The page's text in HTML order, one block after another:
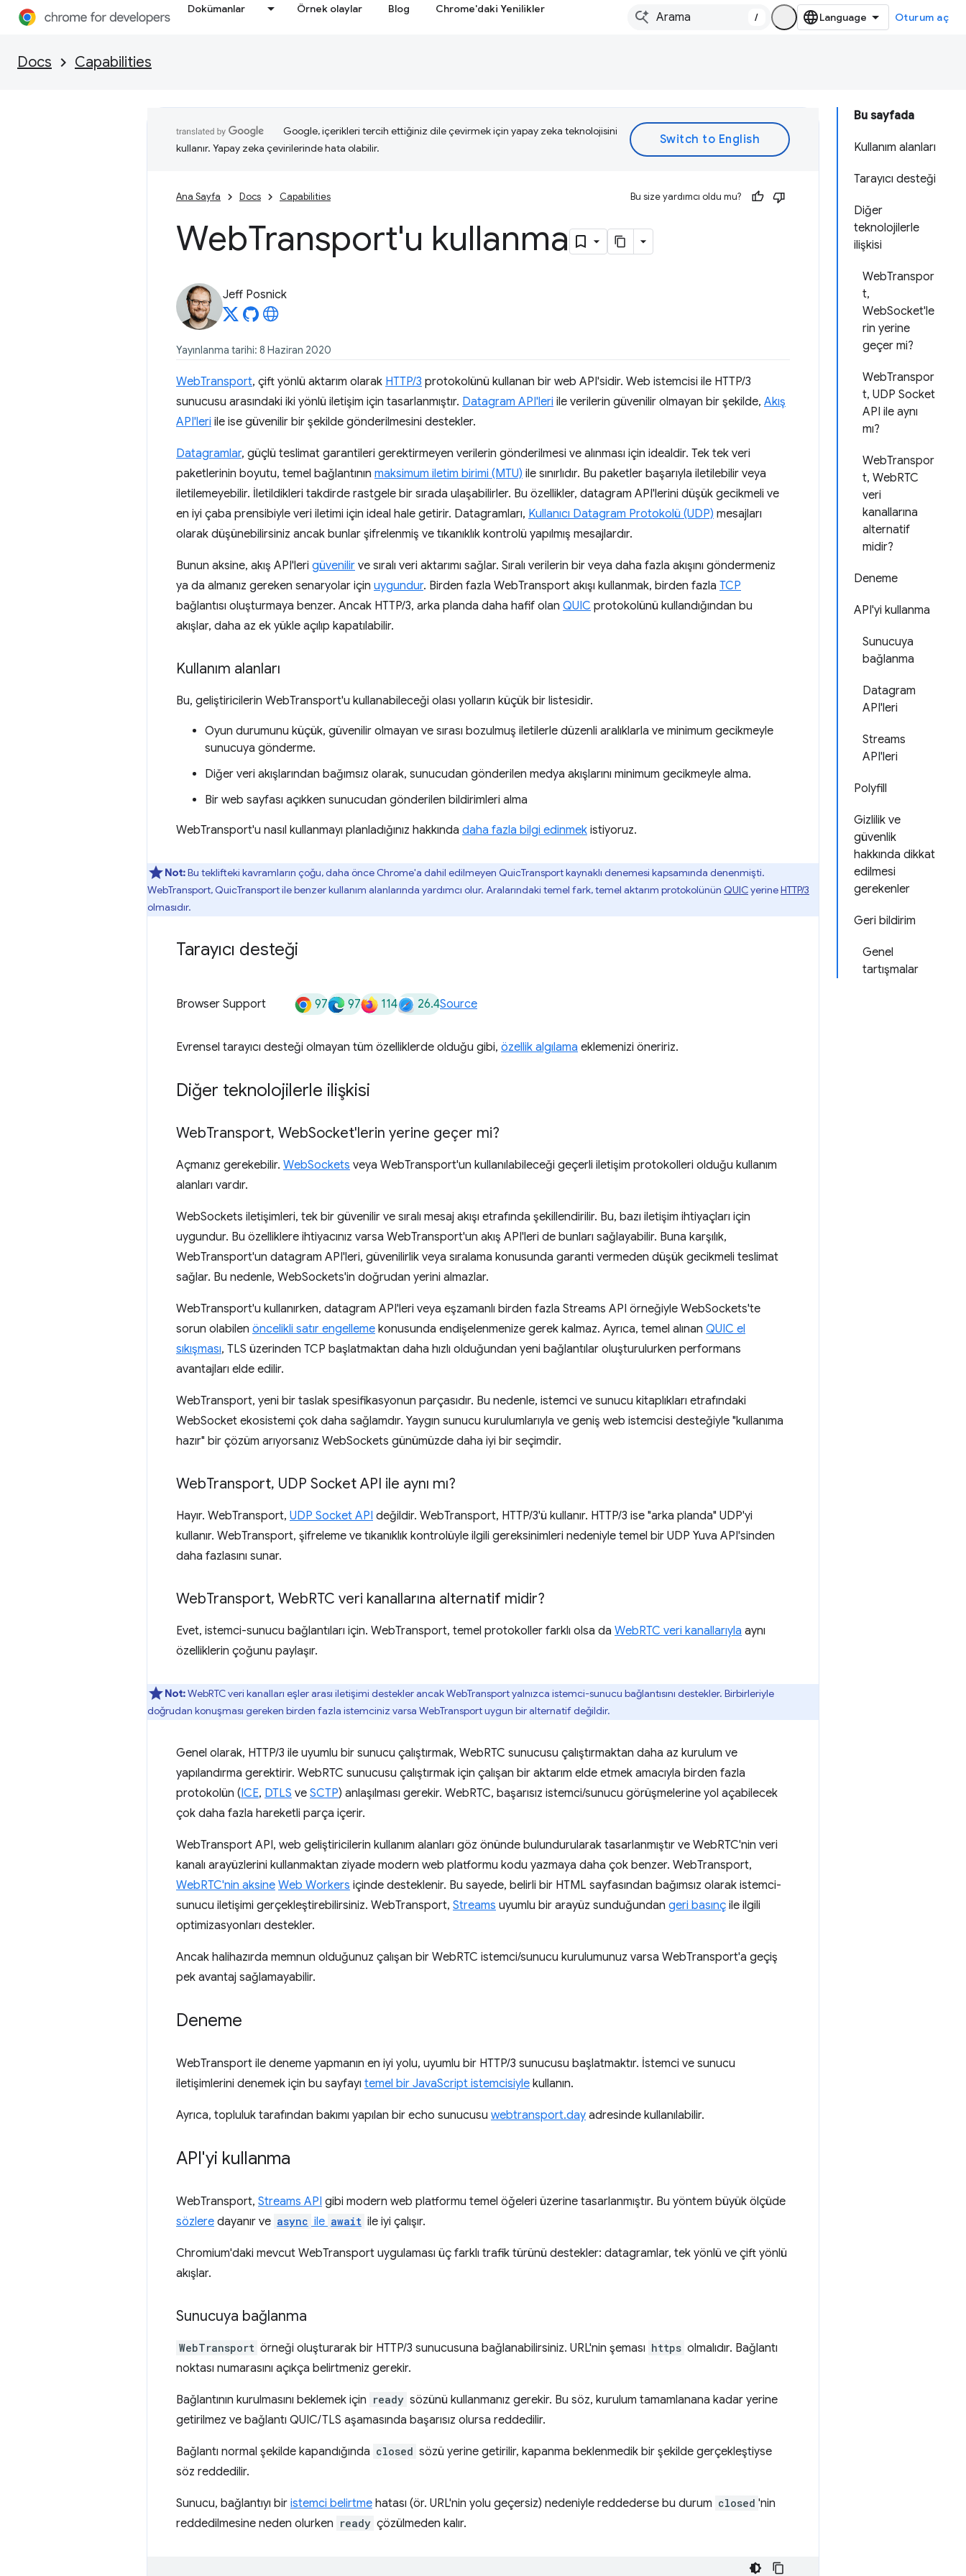
Dokümanlar Örnek olaylar Blog Chrome'daki Yenilikler
/ Oturum aç
Docs Capabilities
Bu sayfada
Kullanım alanları
Tarayıcı desteği
Diğer
teknolojilerle
ilişkisi
WebTranspor
t,
WebSocket'le
rin yerine
geçer mi?
WebTranspor
t, UDP Socket
API ile aynı
mı?
WebTranspor
t, WebRTC
veri
kanallarına
alternatif
midir?
Deneme
API'yi kullanma
Sunucuya
bağlanma
Datagram
API'leri
Streams
API'leri
Polyfill
Gizlilik ve
güvenlik
hakkında dikkat
edilmesi
gerekenler
Geri bildirim
Genel
tartışmalar
Google, içerikleri tercih ettiğiniz dile çevirmek için yapay zeka teknolojisini
kullanır. Yapay zeka çevirilerinde hata olabilir.
Ana Sayfa Docs Capabilities Bu size yardımcı oldu mu?
WebTransport'u kullanma
Jeff Posnick
Yayınlanma tarihi: 8 Haziran 2020
WebTransport, çift yönlü aktarım olarak HTTP/3 protokolünü kullanan bir web API'sidir. Web istemcisi ile HTTP/3
sunucusu arasındaki iki yönlü iletişim için tasarlanmıştır. Datagram API'leri ile verilerin güvenilir olmayan bir şekilde, Akış
API'leri ile ise güvenilir bir şekilde gönderilmesini destekler.
Datagramlar, güçlü teslimat garantileri gerektirmeyen verilerin gönderilmesi ve alınması için idealdir. Tek tek veri
paketlerinin boyutu, temel bağlantının maksimum iletim birimi (MTU) ile sınırlıdır. Bu paketler başarıyla iletilebilir veya
iletilemeyebilir. İletildikleri takdirde rastgele bir sırada ulaşabilirler. Bu özellikler, datagram API'lerini düşük gecikmeli ve
en iyi çaba prensibiyle veri iletimi için ideal hale getirir. Datagramları, Kullanıcı Datagram Protokolü (UDP) mesajları
olarak düşünebilirsiniz ancak bunlar şifrelenmiş ve tıkanıklık kontrolü yapılmış mesajlardır.
Bunun aksine, akış API'leri güvenilir ve sıralı veri aktarımı sağlar. Sıralı verilerin bir veya daha fazla akışını göndermeniz
ya da almanız gereken senaryolar için uygundur. Birden fazla WebTransport akışı kullanmak, birden fazla TCP
bağlantısı oluşturmaya benzer. Ancak HTTP/3, arka planda daha hafif olan QUIC protokolünü kullandığından bu
akışlar, daha az ek yükle açılıp kapatılabilir.
Kullanım alanları
Bu, geliştiricilerin WebTransport'u kullanabileceği olası yolların küçük bir listesidir.
Oyun durumunu küçük, güvenilir olmayan ve sırası bozulmuş iletilerle düzenli aralıklarla ve minimum gecikmeyle
sunucuya gönderme.
Diğer veri akışlarından bağımsız olarak, sunucudan gönderilen medya akışlarını minimum gecikmeyle alma.
Bir web sayfası açıkken sunucudan gönderilen bildirimleri alma
WebTransport'u nasıl kullanmayı planladığınız hakkında daha fazla bilgi edinmek istiyoruz.
Not:Bu teklifteki kavramların çoğu, daha önce Chrome'a dahil edilmeyen QuicTransport kaynaklı denemesi kapsamında denenmişti.
WebTransport, QuicTransport ile benzer kullanım alanlarında yardımcı olur. Aralarındaki temel fark, temel aktarım protokolünün QUICyerineHTTP/3
olmasıdır.
Tarayıcı desteği
Browser Support 97 97 114 26.4Source
Evrensel tarayıcı desteği olmayan tüm özelliklerde olduğu gibi, özellik algılama eklemenizi öneririz.
Diğer teknolojilerle ilişkisi
WebTransport, WebSocket'lerin yerine geçer mi?
Açmanız gerekebilir. WebSockets veya WebTransport'un kullanılabileceği geçerli iletişim protokolleri olduğu kullanım
alanları vardır.
WebSockets iletişimleri, tek bir güvenilir ve sıralı mesaj akışı etrafında şekillendirilir. Bu, bazı iletişim ihtiyaçları için
uygundur. Bu özelliklere ihtiyacınız varsa WebTransport'un akış API'leri de bunları sağlayabilir. Buna karşılık,
WebTransport'un datagram API'leri, güvenilirlik veya sıralama konusunda garanti vermeden düşük gecikmeli teslimat
sağlar. Bu nedenle, WebSockets'in doğrudan yerini almazlar.
WebTransport'u kullanırken, datagram API'leri veya eşzamanlı birden fazla Streams API örneğiyle WebSockets'te
sorun olabilen öncelikli satır engelleme konusunda endişelenmenize gerek kalmaz. Ayrıca, temel alınan QUIC el
sıkışması, TLS üzerinden TCP başlatmaktan daha hızlı olduğundan yeni bağlantılar oluşturulurken performans
avantajları elde edilir.
WebTransport, yeni bir taslak spesifikasyonun parçasıdır. Bu nedenle, istemci ve sunucu kitaplıkları etrafındaki
WebSocket ekosistemi çok daha sağlamdır. Yaygın sunucu kurulumlarıyla ve geniş web istemcisi desteğiyle "kullanıma
hazır" bir çözüm arıyorsanız WebSockets günümüzde daha iyi bir seçimdir.
WebTransport, UDP Socket API ile aynı mı?
Hayır. WebTransport, UDP Socket API değildir. WebTransport, HTTP/3'ü kullanır. HTTP/3 ise "arka planda" UDP'yi
kullanır. WebTransport, şifreleme ve tıkanıklık kontrolüyle ilgili gereksinimleri nedeniyle temel bir UDP Yuva API'sinden
daha fazlasını sunar.
WebTransport, WebRTC veri kanallarına alternatif midir?
Evet, istemci-sunucu bağlantıları için. WebTransport, temel protokoller farklı olsa da WebRTC veri kanallarıyla aynı
özelliklerin çoğunu paylaşır.
Not:WebRTC veri kanalları eşler arası iletişimi destekler ancak WebTransport yalnızca istemci-sunucu bağlantısını destekler. Birbirleriyle
doğrudan konuşması gereken birden fazla istemciniz varsa WebTransport uygun bir alternatif değildir.
Genel olarak, HTTP/3 ile uyumlu bir sunucu çalıştırmak, WebRTC sunucusu çalıştırmaktan daha az kurulum ve
yapılandırma gerektirir. WebRTC sunucusu çalıştırmak için çalışan bir aktarım elde etmek amacıyla birden fazla
protokolün (ICE, DTLS ve SCTP) anlaşılması gerekir. WebRTC, başarısız istemci/sunucu görüşmelerine yol açabilecek
çok daha fazla hareketli parça içerir.
WebTransport API, web geliştiricilerin kullanım alanları göz önünde bulundurularak tasarlanmıştır ve WebRTC'nin veri
kanalı arayüzlerini kullanmaktan ziyade modern web platformu kodu yazmaya daha çok benzer. WebTransport,
WebRTC'nin aksine Web Workers içinde desteklenir. Bu sayede, belirli bir HTML sayfasından bağımsız olarak istemci-
sunucu iletişimi gerçekleştirebilirsiniz. WebTransport, Streams uyumlu bir arayüz sunduğundan geri basınç ile ilgili
optimizasyonları destekler.
Ancak halihazırda memnun olduğunuz çalışan bir WebRTC istemci/sunucu kurulumunuz varsa WebTransport'a geçiş
pek avantaj sağlamayabilir.
Deneme
WebTransport ile deneme yapmanın en iyi yolu, uyumlu bir HTTP/3 sunucusu başlatmaktır. İstemci ve sunucu
iletişimlerini denemek için bu sayfayı temel bir JavaScript istemcisiyle kullanın.
Ayrıca, topluluk tarafından bakımı yapılan bir echo sunucusu webtransport.day adresinde kullanılabilir.
API'yi kullanma
WebTransport, Streams API gibi modern web platformu temel öğeleri üzerine tasarlanmıştır. Bu yöntem büyük ölçüde
sözlere dayanır ve async ile await ile iyi çalışır.
Chromium'daki mevcut WebTransport uygulaması üç farklı trafik türünü destekler: datagramlar, tek yönlü ve çift yönlü
akışlar.
Sunucuya bağlanma
WebTransport örneği oluşturarak bir HTTP/3 sunucusuna bağlanabilirsiniz. URL'nin şeması https olmalıdır. Bağlantı
noktası numarasını açıkça belirtmeniz gerekir.
Bağlantının kurulmasını beklemek için ready sözünü kullanmanız gerekir. Bu söz, kurulum tamamlanana kadar yerine
getirilmez ve bağlantı QUIC/TLS aşamasında başarısız olursa reddedilir.
Bağlantı normal şekilde kapandığında closed sözü yerine getirilir, kapanma beklenmedik bir şekilde gerçekleştiyse
söz reddedilir.
Sunucu, bağlantıyı bir istemci belirtme hatası (ör. URL'nin yolu geçersiz) nedeniyle reddederse bu durum closed 'nin
reddedilmesine neden olurken ready çözülmeden kalır.